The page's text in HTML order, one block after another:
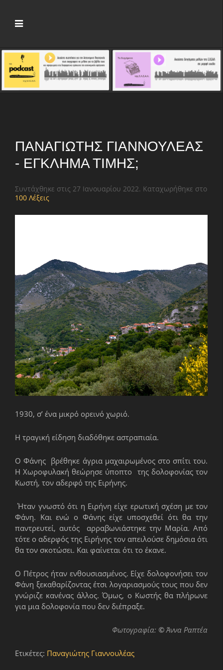
ΠΑΝΑΓΙΏΤΗΣ ΓΙΑΝΝΟΥΛΈΑΣ
- ΈΓΚΛΗΜΑ ΤΙΜΉΣ;
Συντάχθηκε στις 27 Ιανουαρίου 2022. Καταχωρήθηκε στο
100 Λέξεις
1930, σ’ ένα μικρό ορεινό χωριό.
Η τραγική είδηση διαδόθηκε αστραπιαία.
Ο Φάνης βρέθηκε άγρια μαχαιρωμένος στο σπίτι του.
Η Χωροφυλακή θεώρησε ύποπτο της δολοφονίας τον
Κωστή, τον αδερφό της Ειρήνης.
Ήταν γνωστό ότι η Ειρήνη είχε ερωτική σχέση με τον
Φάνη. Και ενώ ο Φάνης είχε υποσχεθεί ότι θα την
παντρευτεί, αυτός αρραβωνιάστηκε την Μαρία. Από
τότε ο αδερφός της Ειρήνης τον απειλούσε δημόσια ότι
θα τον σκοτώσει. Και φαίνεται ότι το έκανε.
Ο Πέτρος ήταν ενθουσιασμένος. Είχε δολοφονήσει τον
Φάνη ξεκαθαρίζοντας έτσι λογαριασμούς τους που δεν
γνώριζε κανένας άλλος. Όμως, ο Κωστής θα πλήρωνε
για μια δολοφονία που δεν διέπραξε.
Φωτογραφία: ©Άννα Ραπτέα
Ετικέτες: Παναγιώτης Γιαννουλέας